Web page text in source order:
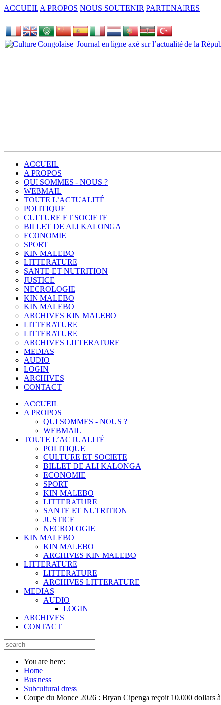
ACCUEIL A PROPOS NOUS SOUTENIR PARTENAIRES
ACCUEIL
A PROPOS
QUI SOMMES - NOUS ?
WEBMAIL
TOUTE L’ACTUALITÉ
POLITIQUE
CULTURE ET SOCIETE
BILLET DE ALI KALONGA
ECONOMIE
SPORT
KIN MALEBO
LITTERATURE
SANTE ET NUTRITION
JUSTICE
NECROLOGIE
KIN MALEBO
KIN MALEBO
ARCHIVES KIN MALEBO
LITTERATURE
LITTERATURE
ARCHIVES LITTERATURE
MEDIAS
AUDIO
LOGIN
ARCHIVES
CONTACT
ACCUEIL
A PROPOS
QUI SOMMES - NOUS ?
WEBMAIL
TOUTE L’ACTUALITÉ
POLITIQUE
CULTURE ET SOCIETE
BILLET DE ALI KALONGA
ECONOMIE
SPORT
KIN MALEBO
LITTERATURE
SANTE ET NUTRITION
JUSTICE
NECROLOGIE
KIN MALEBO
KIN MALEBO
ARCHIVES KIN MALEBO
LITTERATURE
LITTERATURE
ARCHIVES LITTERATURE
MEDIAS
AUDIO
LOGIN
ARCHIVES
CONTACT
You are here:
Home
Business
Subcultural dress
Coupe du Monde 2026 : Bryan Cipenga reçoit 10.000 dollars